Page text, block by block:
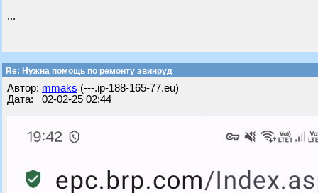
...
Re: Нужна помощь по ремонту эвинруд
Автор: mmaks (---.ip-188-165-77.eu)
Дата: 02-02-25 02:44